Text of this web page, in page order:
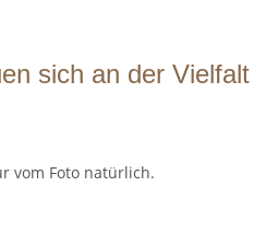
sich an der
vom Foto natürlich.